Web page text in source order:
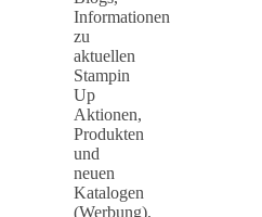
Informationen
zu
aktuellen
Stampin
Up
Aktionen,
Produkten
und
neuen
Katalogen
(Werbung),